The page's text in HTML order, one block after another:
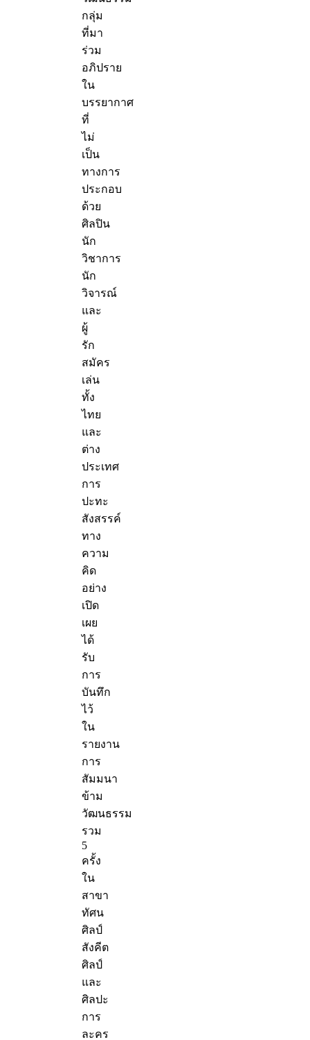
กลุ่ม
ที่มา
ร่วม
อภิปราย
ใน
บรรยากาศ
ที่
ไม่
เป็น
ทางการ
ประกอบ
ด้วย
ศิลปิน
นัก
วิชาการ
นัก
วิจารณ์
และ
ผู้
รัก
สมัคร
เล่น
ทั้ง
ไทย
และ
ต่าง
ประเทศ
การ
ปะทะ
สังสรรค์
ทาง
ความ
คิด
อย่าง
เปิด
เผย
ได้
รับ
การ
บันทึก
ไว้
ใน
รายงาน
การ
สัมมนา
ข้าม
วัฒนธรรม
รวม
5
ครั้ง
ใน
สาขา
ทัศน
ศิลป์
สังคีต
ศิลป์
และ
ศิลปะ
การ
ละคร